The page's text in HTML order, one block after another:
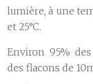
lumière, à une
et 25°C.
Environ 95%
des flacons de